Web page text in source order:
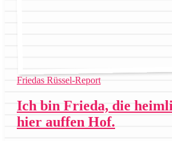
Friedas Rüssel-Report
Ich bin Frieda, die
hier auffen Hof.